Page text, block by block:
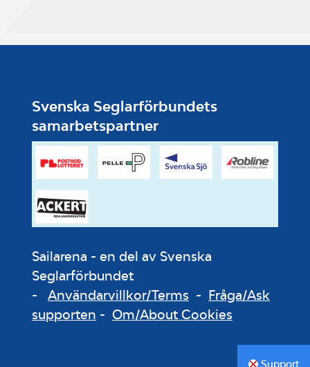
Svenska Seglarförbundets
samarbetspartner
Sailarena - en del av Svenska
Seglarförbundet
- Användarvillkor/Terms - Fråga/Ask
supporten - Om/About Cookies
Support